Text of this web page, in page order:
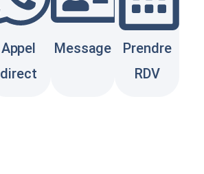
Appel
direct
Message
Prendre
RDV